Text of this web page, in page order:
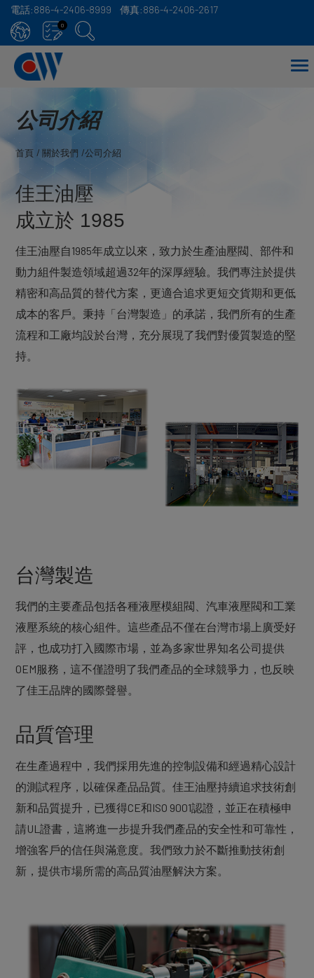
電話:886-4-2406-8999 傳真:886-4-2406-2617
0
公司介紹
首頁 關於我們 公司介紹
佳王油壓
成立於 1985
佳王油壓自1985年成立以來，致力於生產油壓閥、部件和
動力組件製造領域超過32年的深厚經驗。我們專注於提供
精密和高品質的替代方案，更適合追求更短交貨期和更低
成本的客戶。秉持「台灣製造」的承諾，我們所有的生產
流程和工廠均設於台灣，充分展現了我們對優質製造的堅
持。
台灣製造
我們的主要產品包括各種液壓模組閥、汽車液壓閥和工業
液壓系統的核心組件。這些產品不僅在台灣市場上廣受好
評，也成功打入國際市場，並為多家世界知名公司提供
OEM服務，這不僅證明了我們產品的全球競爭力，也反映
了佳王品牌的國際聲譽。
品質管理
在生產過程中，我們採用先進的控制設備和經過精心設計
的測試程序，以確保產品品質。佳王油壓持續追求技術創
新和品質提升，已獲得CE和ISO 9001認證，並正在積極申
請UL證書，這將進一步提升我們產品的安全性和可靠性，
增強客戶的信任與滿意度。我們致力於不斷推動技術創
新，提供市場所需的高品質油壓解決方案。
Cookie管理面板